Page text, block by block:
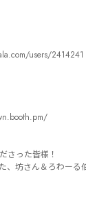
users/2414241
さった皆様！
、坊さん＆ろわー